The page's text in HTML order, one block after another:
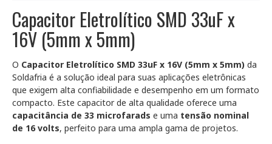
Capacitor Eletrolítico SMD 33uF x
16V (5mm x 5mm)
O Capacitor Eletrolítico SMD 33uF x 16V (5mm x 5mm) da
Soldafria é a solução ideal para suas aplicações eletrônicas
que exigem alta confiabilidade e desempenho em um formato
compacto. Este capacitor de alta qualidade oferece uma
capacitância de 33 microfarads e uma tensão nominal
de 16 volts, perfeito para uma ampla gama de projetos.